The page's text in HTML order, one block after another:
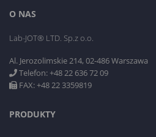
O NAS
Lab-JOT® LTD. Sp.z o.o.
Al. Jerozolimskie 214, 02-486 Warszawa
Telefon: +48 22 636 72 09
FAX: +48 22 3359819
PRODUKTY